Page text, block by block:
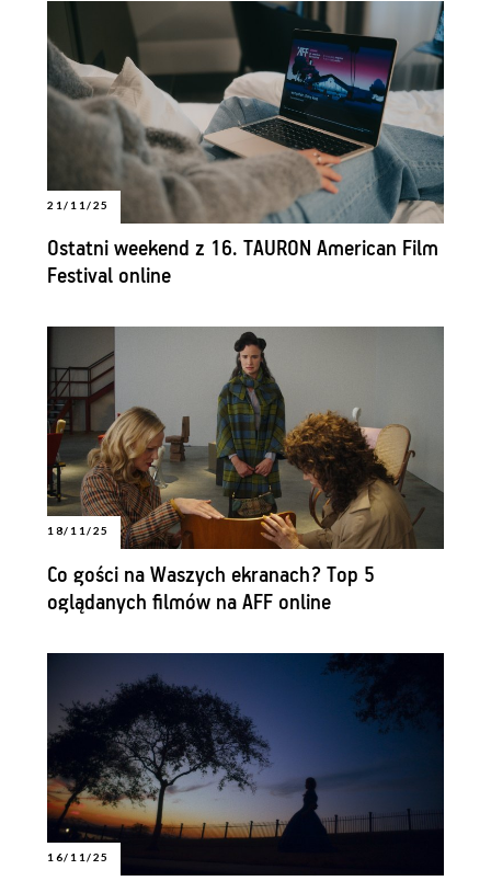
21/11/25
Ostatni weekend z 16. TAURON American Film
Festival online
18/11/25
Co gości na Waszych ekranach? Top 5
oglądanych filmów na AFF online
16/11/25